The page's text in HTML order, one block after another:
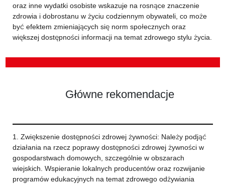
oraz inne wydatki osobiste wskazuje na rosnące znaczenie
zdrowia i dobrostanu w życiu codziennym obywateli, co może
być efektem zmieniających się norm społecznych oraz
większej dostępności informacji na temat zdrowego stylu życia.
Główne rekomendacje
1. Zwiększenie dostępności zdrowej żywności: Należy podjąć
działania na rzecz poprawy dostępności zdrowej żywności w
gospodarstwach domowych, szczególnie w obszarach
wiejskich. Wspieranie lokalnych producentów oraz rozwijanie
programów edukacyjnych na temat zdrowego odżywiania